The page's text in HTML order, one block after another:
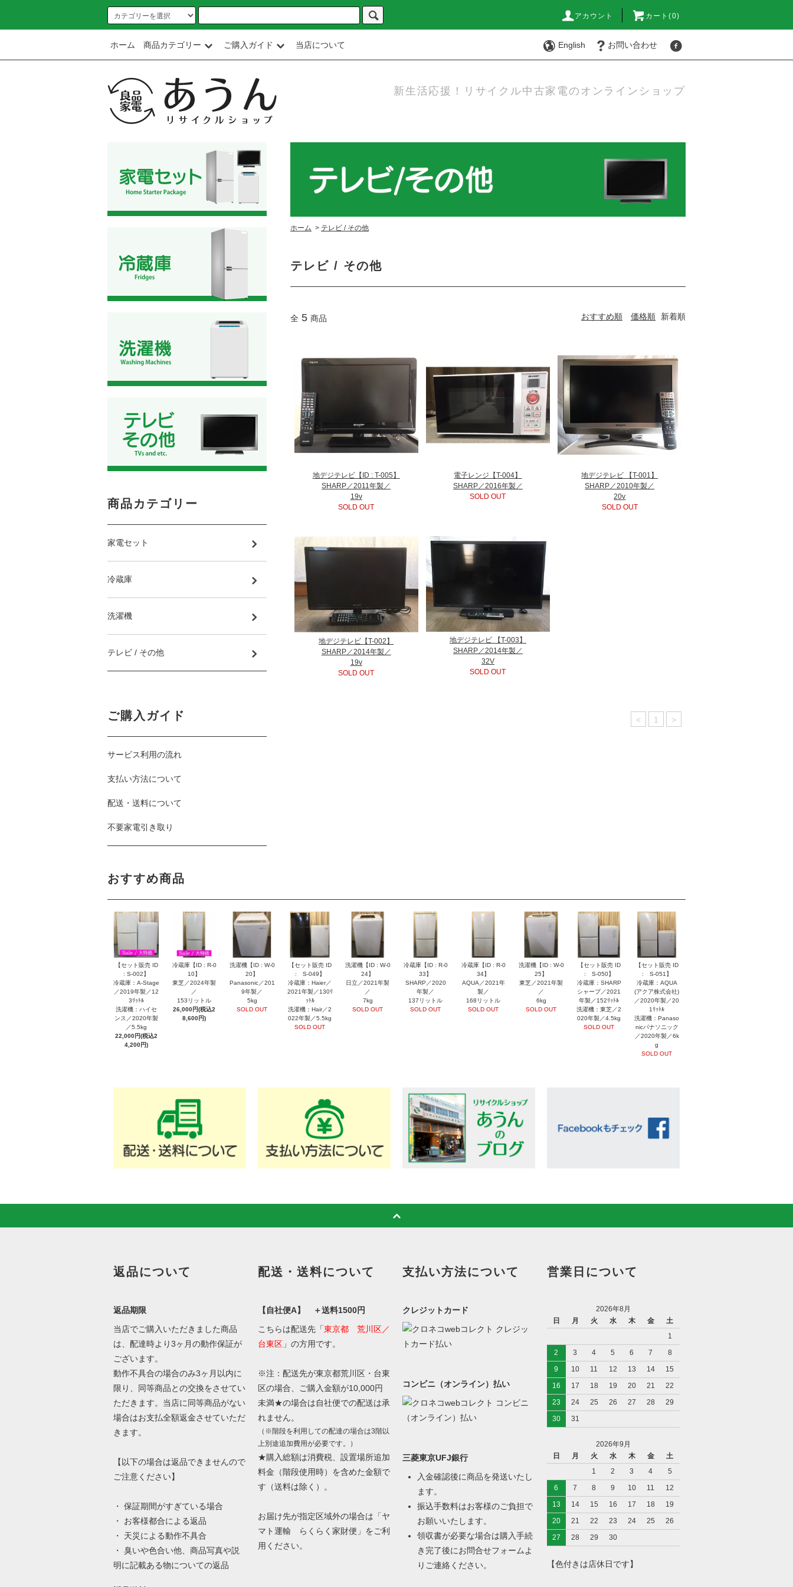
アカウント カート(0)
ホーム 商品カテゴリー ご購入ガイド 当店について English お問い合わせ
新生活応援！リサイクル中古家電のオンラインショップ
ホーム > テレビ / その他
テレビ / その他
全 5 商品 おすすめ順 価格順 新着順
地デジテレビ【ID : T-005】
SHARP／2011年製／
19v
SOLD OUT
電子レンジ【T-004】
SHARP／2016年製／
SOLD OUT
地デジテレビ 【T-001】
SHARP／2010年製／
20v
SOLD OUT
地デジテレビ【T-002】
SHARP／2014年製／
19v
SOLD OUT
地デジテレビ 【T-003】
SHARP／2014年製／
32V
SOLD OUT
< 1 >
商品カテゴリー
家電セット
冷蔵庫
洗濯機
テレビ / その他
ご購入ガイド
サービス利用の流れ
支払い方法について
配送・送料について
不要家電引き取り
おすすめ商品
【セット販売 ID
: S-002】
冷蔵庫：A-Stage
／2019年製／12
3ﾘｯﾄﾙ
洗濯機：ハイセ
ンス／2020年製
／5.5kg
22,000円(税込2
4,200円)
冷蔵庫【ID : R-0
10】
東芝／2024年製
／
153リットル
26,000円(税込2
8,600円)
洗濯機【ID : W-0
20】
Panasonic／201
9年製／
5kg
SOLD OUT
【セット販売 ID
: S-049】
冷蔵庫：Haier／
2021年製／130ﾘ
ｯﾄﾙ
洗濯機：Hair／2
022年製／5.5kg
SOLD OUT
洗濯機【ID : W-0
24】
日立／2021年製
／
7kg
SOLD OUT
冷蔵庫【ID : R-0
33】
SHARP／2020
年製／
137リットル
SOLD OUT
冷蔵庫【ID : R-0
34】
AQUA／2021年
製／
168リットル
SOLD OUT
洗濯機【ID : W-0
25】
東芝／2021年製
／
6kg
SOLD OUT
【セット販売 ID
: S-050】
冷蔵庫：SHARP
シャープ／2021
年製／152ﾘｯﾄﾙ
洗濯機：東芝／2
020年製／4.5kg
SOLD OUT
【セット販売 ID
: S-051】
冷蔵庫：AQUA
(アクア株式会社)
／2020年製／20
1ﾘｯﾄﾙ
洗濯機：Panaso
nicパナソニック
／2020年製／6k
g
SOLD OUT
返品について
返品期限
当店でご購入いただきました商品
は、配達時より3ヶ月の動作保証が
ございます。
動作不具合の場合のみ3ヶ月以内に
限り、同等商品との交換をさせてい
ただきます。当店に同等商品がない
場合はお支払全額返金させていただ
きます。
【以下の場合は返品できませんので
ご注意ください】
・ 保証期間がすぎている場合
・ お客様都合による返品
・ 天災による動作不具合
・ 臭いや色合い他、商品写真や説
明に記載ある物についての返品
配送・送料について
【自社便A】 ＋送料1500円
こちらは配送先「東京都 荒川区／
台東区」の方用です。
※注：配送先が東京都荒川区・台東
区の場合、ご購入金額が10,000円
未満★の場合は自社便での配送は承
れません。
（※階段を利用しての配達の場合は3階以
上別途追加費用が必要です。）
★購入総額は消費税、設置場所追加
料金（階段使用時）を含めた金額で
す（送料は除く）。
お届け先が指定区域外の場合は「ヤ
マト運輸 らくらく家財便」をご利
用ください。
支払い方法について
クレジットカード
コンビニ（オンライン）払い
三菱東京UFJ銀行
入金確認後に商品を発送いたし
ます。
振込手数料はお客様のご負担で
お願いいたします。
領収書が必要な場合は購入手続
き完了後にお問合せフォームよ
りご連絡ください。
営業日について
2026年8月
日
月 火 水 木 金
土
1
2
3 4 5 6 7
8
9
10 11 12 13 14
15
16
17 18 19 20 21
22
23
24 25 26 27 28
29
30
31
2026年9月
日
月 火 水 木 金
土
1
2 3 4
5
6
7 8 9 10 11
12
13
14 15 16 17 18
19
20
21 22 23 24 25
26
27
28 29 30
【色付きは店休日です】